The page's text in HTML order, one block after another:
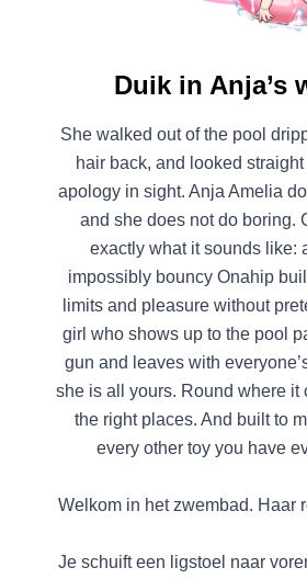
Duik in Anja’s
She walked out of the pool
hair back, and looked
apology in sight. Anja Amelia
and she does not do boring.
exactly what it sounds like:
impossibly bouncy Onahip
limits and pleasure without
girl who shows up to the pool
gun and leaves with
she is all yours. Round where it
the right places. And built to
every other toy you have
Welkom in het zwembad. Haar
Je schuift een ligstoel naar